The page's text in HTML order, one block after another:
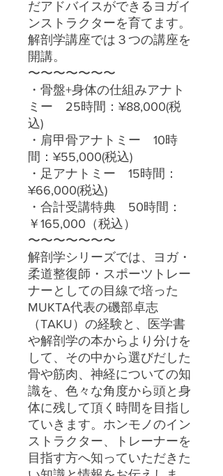
だアドバイスができるヨガイ
ンストラクターを育てます。
解剖学講座では３つの講座を
開講。
〜〜〜〜〜〜〜
・骨盤+身体の仕組みアナト
ミー 25時間：¥88,000(税
込)
・肩甲骨アナトミー 10時
間：¥55,000(税込)
・足アナトミー 15時間：
¥66,000(税込)
・合計受講特典 50時間：
￥165,000（税込）
〜〜〜〜〜〜〜
解剖学シリーズでは、ヨガ・
柔道整復師・スポーツトレー
ナーとしての目線で培った
MUKTA代表の磯部卓志
（TAKU）の経験と、医学書
や解剖学の本からより分けを
して、その中から選びだした
骨や筋肉、神経についての知
識を、色々な角度から頭と身
体に残して頂く時間を目指し
ていきます。ホンモノのイン
ストラクター、トレーナーを
目指す方へ知っていただきた